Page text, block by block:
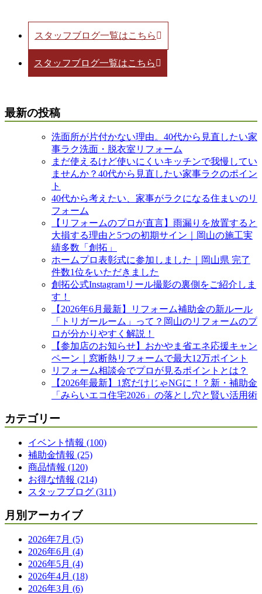
スタッフブログ一覧はこちら
スタッフブログ一覧はこちら
最新の投稿
洗面所が片付かない理由。40代から見直したい家
事ラク洗面・脱衣室リフォーム
まだ使えるけど使いにくいキッチンで我慢してい
ませんか？40代から見直したい家事ラクのポイン
ト
40代から考えたい、家事がラクになる住まいのリ
フォーム
【リフォームのプロが直言】雨漏りを放置すると
大損する理由と5つの初期サイン｜岡山の施工実
績多数「創拓」
ホームプロ表彰式に参加しました｜岡山県 完了
件数1位をいただきました
創拓公式Instagramリール撮影の裏側をご紹介しま
す！
【2026年6月最新】リフォーム補助金の新ルール
「トリガールーム」って？岡山のリフォームのプ
ロが分かりやすく解説！
【参加店のお知らせ】おかやま省エネ応援キャン
ペーン｜窓断熱リフォームで最大12万ポイント
リフォーム相談会でプロが見るポイントとは？
【2026年最新】1窓だけじゃNGに！？新・補助金
「みらいエコ住宅2026」の落とし穴と賢い活用術
カテゴリー
イベント情報 (100)
補助金情報 (25)
商品情報 (120)
お得な情報 (214)
スタッフブログ (311)
月別アーカイブ
2026年7月 (5)
2026年6月 (4)
2026年5月 (4)
2026年4月 (18)
2026年3月 (6)